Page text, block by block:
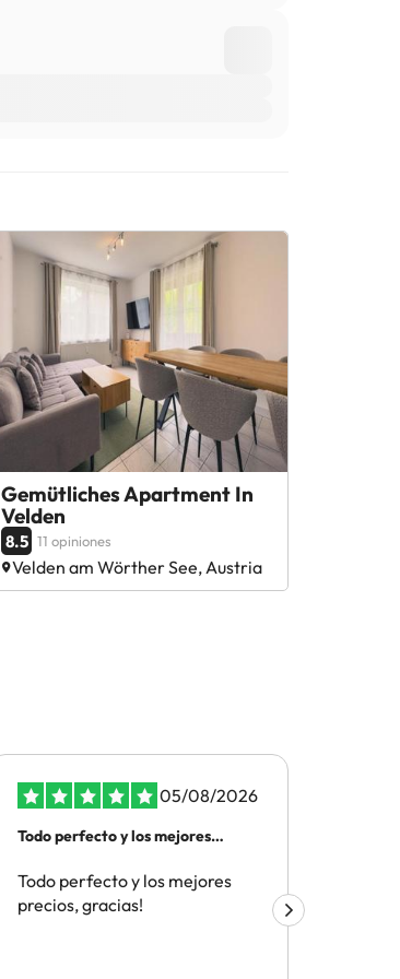
Gemütliches Apartment In
Velden
8.5 11 opiniones
Velden am Wörther See, Austria
05/08/2026
Todo perfecto y los mejores
Todo perfecto y los mejores
precios, gracias!